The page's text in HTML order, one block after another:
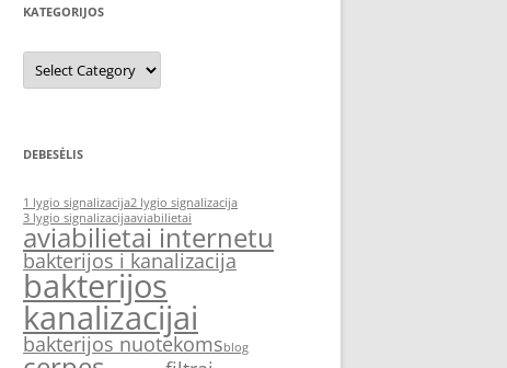
KATEGORIJOS
Kategorijos
DEBESĖLIS
1 lygio signalizacija2 lygio signalizacija
3 lygio signalizacijaaviabilietai
aviabilietai internetu
bakterijos i kanalizacija
bakterijos
kanalizacijai
bakterijos nuotekomsblog